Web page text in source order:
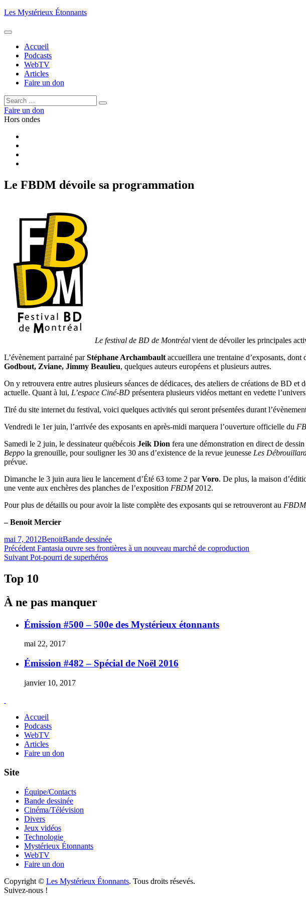
Aller
contenu
Les Mystérieux Étonnants
Accueil
Podcasts
WebTV
Articles
Faire un don
Rechercher :
Rechercher
Faire un don
Hors ondes
Le FBDM dévoile sa programmation
Le festival de BD de Montréal vient de dévoiler les principales
L’évènement parrainé parStéphane Archambault accueillera une trentaine d’exposants, dont
Godbout, Zviane, Jimmy Beaulieu, quelques auteurs européens et plusieurs autres.
On y retrouvera entre autres plusieurs séances de dédicaces, des ateliers de créations de BD et
actuelle. Quant à lui, L’espace Ciné-BD présentera plusieurs vidéos mettant en vedette
Tiré du site internet du festival, voici quelques activités qui seront présentées durant
Vendredi le 1er juin, l’arrivée des exposants en après-midi marquera l’ouverture officielle du
Samedi le 2 juin, le dessinateur québécois Jeik Dion fera une démonstration en direct de
Beppo la grenouille, pour souligner les 30 ans d’existence de la revue jeunesse Les
prévue.
Dimanche le 3 juin aura lieu le lancement d’Été 63 tome 2 parVoro. De plus, la maison
une vente aux enchères des planches de l’exposition FBDM2012.
Pour plus de détaills ou pour avoir la liste complète des exposants qui se retrouveront au FBDM
– Benoit Mercier
Publié
le
mai 7, 2012BenoitCatégories
Bande dessinée
Navigation
de
l'article
Précédent Article
précédent :
Fantasia ouvre ses frontières à un nouveau marché de coproduction
Suivant Article
Pot-pourri de superhéros
Top 10
À ne pas manquer
Émission #500 – 500e des Mystérieux étonnants
mai 22, 2017
Émission #482 – Spécial de Noël 2016
janvier 10, 2017
Accueil
Podcasts
WebTV
Articles
Faire un don
Site
Équipe/Contacts
Bande dessinée
Cinéma/Télévision
Divers
Jeux vidéos
Technologie
Mystérieux Étonnants
WebTV
Faire un don
Copyright © Les Mystérieux Étonnants. Tous droits résevés.
Suivez-nous !